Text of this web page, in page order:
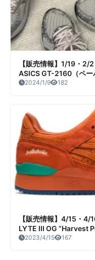
【販売情報】1/19・2/
ASICS GT-2160（ペー
GT-2160）販売/定価/販
2024/1/9 182
【販売情報】4/15・
LYTE III OG “Harvest
め2023/4/15 167